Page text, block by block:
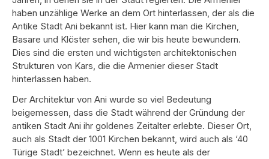
haben unzählige Werke an dem Ort hinterlassen, der als die
Antike Stadt Ani bekannt ist. Hier kann man die Kirchen,
Basare und Klöster sehen, die wir bis heute bewundern.
Dies sind die ersten und wichtigsten architektonischen
Strukturen von Kars, die die Armenier dieser Stadt
hinterlassen haben.
Der Architektur von Ani wurde so viel Bedeutung
beigemessen, dass die Stadt während der Gründung der
antiken Stadt Ani ihr goldenes Zeitalter erlebte. Dieser Ort,
auch als Stadt der 1001 Kirchen bekannt, wird auch als ‘40
Türige Stadt’ bezeichnet. Wenn es heute als der